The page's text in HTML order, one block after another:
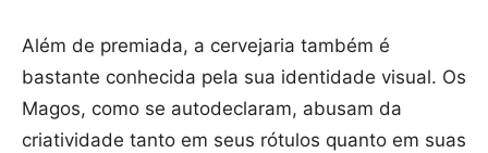
Além de premiada, a cervejaria também é
bastante conhecida pela sua identidade visual. Os
Magos, como se autodeclaram, abusam da
criatividade tanto em seus rótulos quanto em suas